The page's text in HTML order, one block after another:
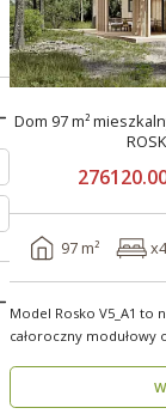
Dom 97 m²
97 m² x4
Model Rosko V5_A1 to
całoroczny